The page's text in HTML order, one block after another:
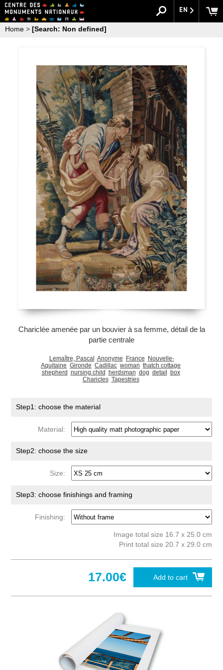
EN
Home > [Search: Non defined]
Chariclée amenée par un bouvier à sa femme, détail de la
partie centrale
Lemaître, Pascal Anonyme France
Nouvelle-
Aquitaine Gironde Cadillac woman thatch cottage
shepherd nursing child herdsman dog detail
box
Charicles Tapestries
Step1: choose the material
Material:
Step2: choose the size
Size:
Step3: choose finishings and framing
Finishing:
Image total size 16.7 x 25.0 cm
Print total size 20.7 x 29.0 cm
Add to cart
17.00€